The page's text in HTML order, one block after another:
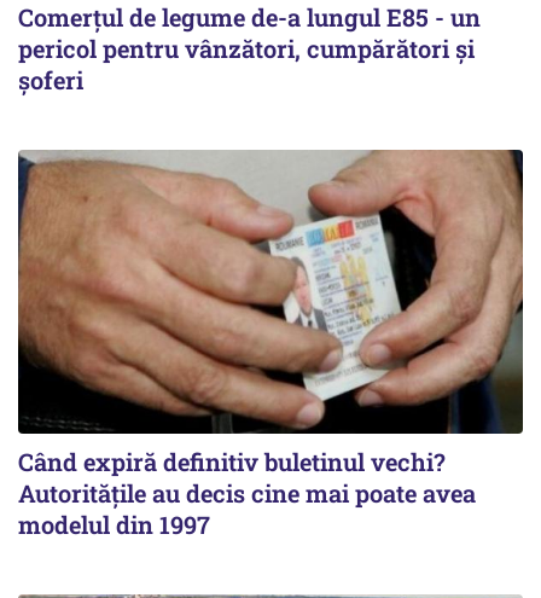
Comerțul de legume de-a lungul E85 - un
pericol pentru vânzători, cumpărători și
șoferi
Când expiră definitiv buletinul vechi?
Autoritățile au decis cine mai poate avea
modelul din 1997